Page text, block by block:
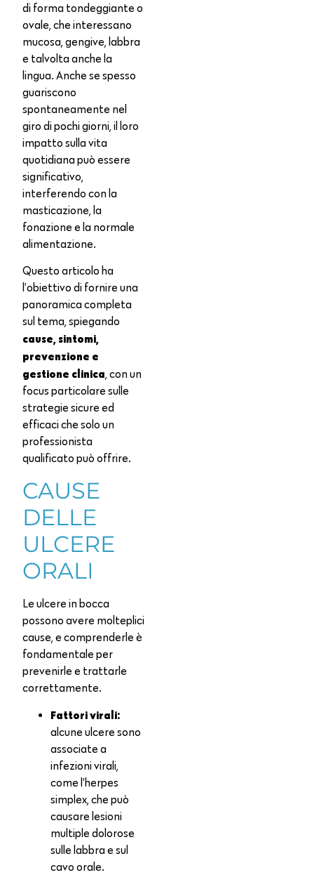
di forma tondeggiante o
ovale, che interessano
mucosa, gengive, labbra
e talvolta anche la
lingua. Anche se spesso
guariscono
spontaneamente nel
giro di pochi giorni, il loro
impatto sulla vita
quotidiana può essere
significativo,
interferendo con la
masticazione, la
fonazione e la normale
alimentazione.
Questo articolo ha
l’obiettivo di fornire una
panoramica completa
sul tema, spiegando
cause, sintomi,
prevenzione e
gestione clinica, con un
focus particolare sulle
strategie sicure ed
efficaci che solo un
professionista
qualificato può offrire.
CAUSE
DELLE
ULCERE
ORALI
Le ulcere in bocca
possono avere molteplici
cause, e comprenderle è
fondamentale per
prevenirle e trattarle
correttamente.
Fattori virali:
alcune ulcere sono
associate a
infezioni virali,
come l’herpes
simplex, che può
causare lesioni
multiple dolorose
sulle labbra e sul
cavo orale.